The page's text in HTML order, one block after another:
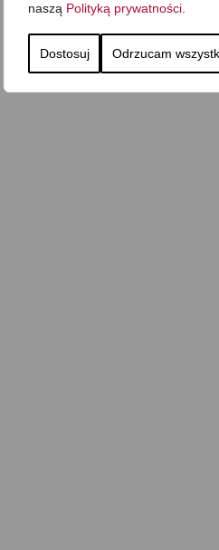
naszą Polityką prywatności
Dostosuj Odrzucam